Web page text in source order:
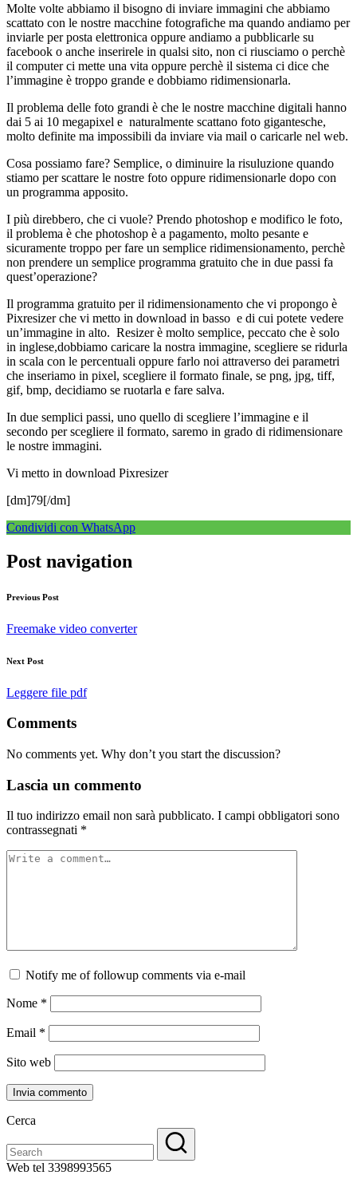
Molte volte abbiamo il bisogno di inviare immagini che abbiamo
scattato con le nostre macchine fotografiche ma quando andiamo per
inviarle per posta elettronica oppure andiamo a pubblicarle su
facebook o anche inserirele in qualsi sito, non ci riusciamo o perchè
il computer ci mette una vita oppure perchè il sistema ci dice che
l’immagine è troppo grande e dobbiamo ridimensionarla.
Il problema delle foto grandi è che le nostre macchine digitali hanno
dai 5 ai 10 megapixel e naturalmente scattano foto gigantesche,
molto definite ma impossibili da inviare via mail o caricarle nel web.
Cosa possiamo fare? Semplice, o diminuire la risuluzione quando
stiamo per scattare le nostre foto oppure ridimensionarle dopo con
un programma apposito.
I più direbbero, che ci vuole? Prendo photoshop e modifico le foto,
il problema è che photoshop è a pagamento, molto pesante e
sicuramente troppo per fare un semplice ridimensionamento, perchè
non prendere un semplice programma gratuito che in due passi fa
quest’operazione?
Il programma gratuito per il ridimensionamento che vi propongo è
Pixresizer che vi metto in download in basso e di cui potete vedere
un’immagine in alto. Resizer è molto semplice, peccato che è solo
in inglese,dobbiamo caricare la nostra immagine, scegliere se ridurla
in scala con le percentuali oppure farlo noi attraverso dei parametri
che inseriamo in pixel, scegliere il formato finale, se png, jpg, tiff,
gif, bmp, decidiamo se ruotarla e fare salva.
In due semplici passi, uno quello di scegliere l’immagine e il
secondo per scegliere il formato, saremo in grado di ridimensionare
le nostre immagini.
Vi metto in download Pixresizer
[dm]79[/dm]
Condividi con WhatsApp
Post navigation
Previous Post
Freemake video converter
Next Post
Leggere file pdf
Comments
No comments yet. Why don’t you start the discussion?
Lascia un commento
Il tuo indirizzo email non sarà pubblicato. I campi obbligatori sono
contrassegnati *
Notify me of followup comments via e-mail
Nome *
Email *
Sito web
Cerca
Web tel 3398993565